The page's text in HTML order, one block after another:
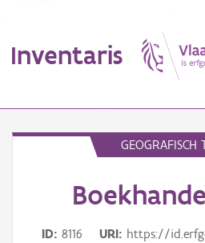
Inventaris
Erfgoedobject
Aanduidingsobject
GEOGRAFISCH
ID 8116 URI https://